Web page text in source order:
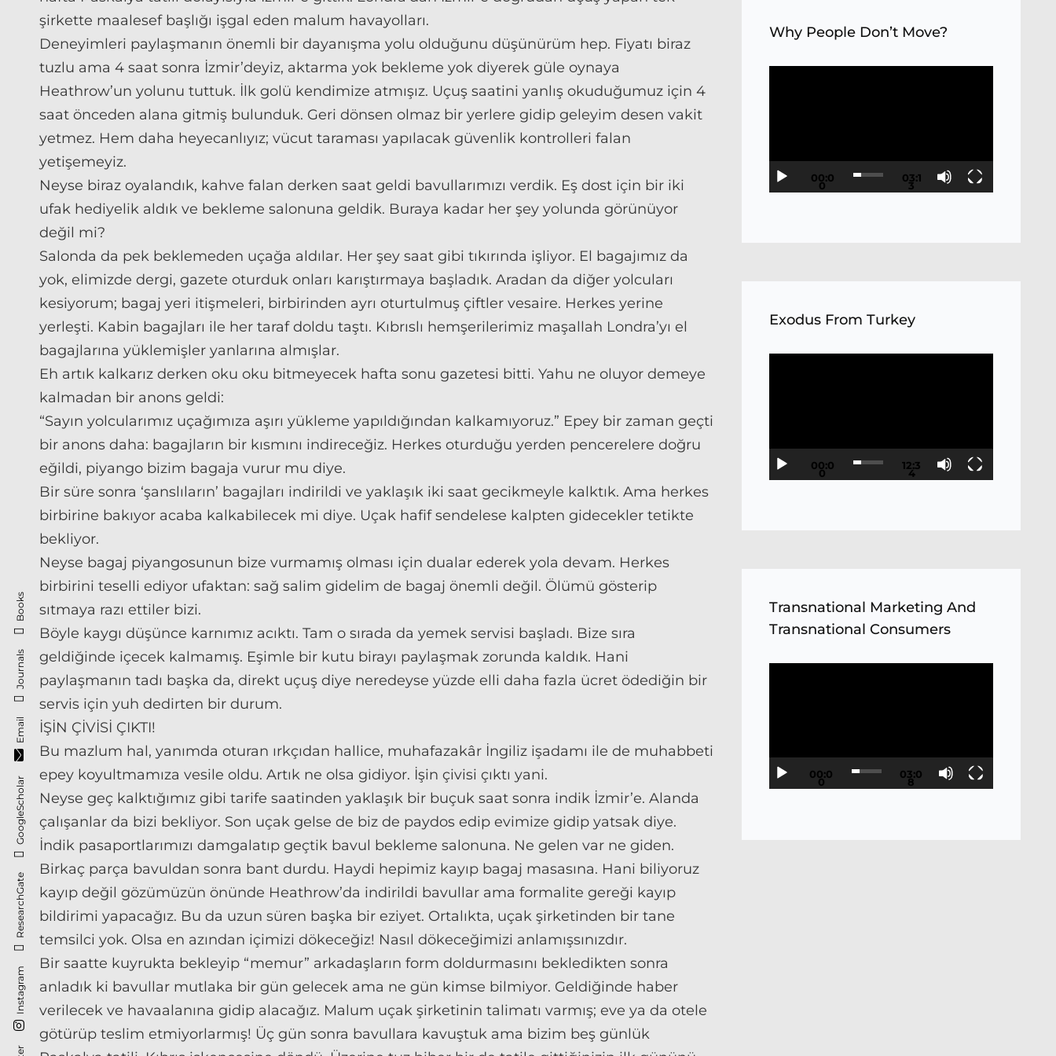
Instagram
ResearchGate
GoogleScholar
Email
Journals
Books
şirkette maalesef başlığı işgal eden malum havayolları.
Deneyimleri paylaşmanın önemli bir dayanışma yolu olduğunu düşünürüm hep. Fiyatı biraz
tuzlu ama 4 saat sonra İzmir’deyiz, aktarma yok bekleme yok diyerek güle oynaya
Heathrow’un yolunu tuttuk. İlk golü kendimize atmışız. Uçuş saatini yanlış okuduğumuz için 4
saat önceden alana gitmiş bulunduk. Geri dönsen olmaz bir yerlere gidip geleyim desen vakit
yetmez. Hem daha heyecanlıyız; vücut taraması yapılacak güvenlik kontrolleri falan
yetişemeyiz.
Neyse biraz oyalandık, kahve falan derken saat geldi bavullarımızı verdik. Eş dost için bir iki
ufak hediyelik aldık ve bekleme salonuna geldik. Buraya kadar her şey yolunda görünüyor
değil mi?
Salonda da pek beklemeden uçağa aldılar. Her şey saat gibi tıkırında işliyor. El bagajımız da
yok, elimizde dergi, gazete oturduk onları karıştırmaya başladık. Aradan da diğer yolcuları
kesiyorum; bagaj yeri itişmeleri, birbirinden ayrı oturtulmuş çiftler vesaire. Herkes yerine
yerleşti. Kabin bagajları ile her taraf doldu taştı. Kıbrıslı hemşerilerimiz maşallah Londra’yı el
bagajlarına yüklemişler yanlarına almışlar.
Eh artık kalkarız derken oku oku bitmeyecek hafta sonu gazetesi bitti. Yahu ne oluyor demeye
kalmadan bir anons geldi:
“Sayın yolcularımız uçağımıza aşırı yükleme yapıldığından kalkamıyoruz.” Epey bir zaman geçti
bir anons daha: bagajların bir kısmını indireceğiz. Herkes oturduğu yerden pencerelere doğru
eğildi, piyango bizim bagaja vurur mu diye.
Bir süre sonra ‘şanslıların’ bagajları indirildi ve yaklaşık iki saat gecikmeyle kalktık. Ama herkes
birbirine bakıyor acaba kalkabilecek mi diye. Uçak hafif sendelese kalpten gidecekler tetikte
bekliyor.
Neyse bagaj piyangosunun bize vurmamış olması için dualar ederek yola devam. Herkes
birbirini teselli ediyor ufaktan: sağ salim gidelim de bagaj önemli değil. Ölümü gösterip
sıtmaya razı ettiler bizi.
Böyle kaygı düşünce karnımız acıktı. Tam o sırada da yemek servisi başladı. Bize sıra
geldiğinde içecek kalmamış. Eşimle bir kutu birayı paylaşmak zorunda kaldık. Hani
paylaşmanın tadı başka da, direkt uçuş diye neredeyse yüzde elli daha fazla ücret ödediğin bir
servis için yuh dedirten bir durum.
İŞİN ÇİVİSİ ÇIKTI!
Bu mazlum hal, yanımda oturan ırkçıdan hallice, muhafazakâr İngiliz işadamı ile de muhabbeti
epey koyultmamıza vesile oldu. Artık ne olsa gidiyor. İşin çivisi çıktı yani.
Neyse geç kalktığımız gibi tarife saatinden yaklaşık bir buçuk saat sonra indik İzmir’e. Alanda
çalışanlar da bizi bekliyor. Son uçak gelse de biz de paydos edip evimize gidip yatsak diye.
İndik pasaportlarımızı damgalatıp geçtik bavul bekleme salonuna. Ne gelen var ne giden.
Birkaç parça bavuldan sonra bant durdu. Haydi hepimiz kayıp bagaj masasına. Hani biliyoruz
kayıp değil gözümüzün önünde Heathrow’da indirildi bavullar ama formalite gereği kayıp
bildirimi yapacağız. Bu da uzun süren başka bir eziyet. Ortalıkta, uçak şirketinden bir tane
temsilci yok. Olsa en azından içimizi dökeceğiz! Nasıl dökeceğimizi anlamışsınızdır.
Bir saatte kuyrukta bekleyip “memur” arkadaşların form doldurmasını bekledikten sonra
anladık ki bavullar mutlaka bir gün gelecek ama ne gün kimse bilmiyor. Geldiğinde haber
verilecek ve havaalanına gidip alacağız. Malum uçak şirketinin talimatı varmış; eve ya da otele
götürüp teslim etmiyorlarmış! Üç gün sonra bavullara kavuştuk ama bizim beş günlük
Why People Don’t Move?
00:0
0
03:1
3
Exodus From Turkey
00:0
0
12:3
4
Transnational Marketing And
Transnational Consumers
00:0
0
03:0
8